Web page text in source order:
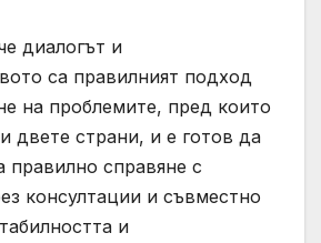
диалогът и
са правилният подход
на проблемите, пред които
двете страни, и е готов да
правилно справяне с
консултации и съвместно
и